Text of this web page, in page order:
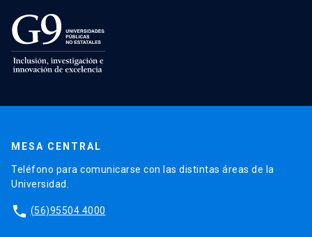
MESA CENTRAL
Teléfono para comunicarse con las distintas áreas de la
Universidad.
phone (56)95504 4000